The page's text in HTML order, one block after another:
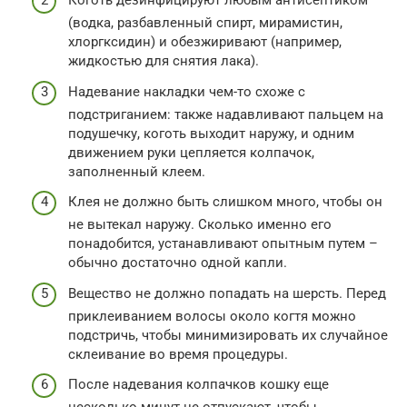
(водка, разбавленный спирт, мирамистин,
хлоргксидин) и обезжиривают (например,
жидкостью для снятия лака).
Надевание накладки чем-то схоже с
подстриганием: также надавливают пальцем на
подушечку, коготь выходит наружу, и одним
движением руки цепляется колпачок,
заполненный клеем.
Клея не должно быть слишком много, чтобы он
не вытекал наружу. Сколько именно его
понадобится, устанавливают опытным путем –
обычно достаточно одной капли.
Вещество не должно попадать на шерсть. Перед
приклеиванием волосы около когтя можно
подстричь, чтобы минимизировать их случайное
склеивание во время процедуры.
После надевания колпачков кошку еще